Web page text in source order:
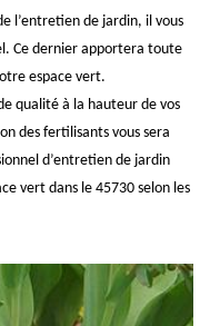
l’entretien de jardin, il vous
Ce dernier apportera toute
espace vert.
qualité à la hauteur de vos
des fertilisants vous sera
d’entretien de jardin
vert dans le 45730 selon les